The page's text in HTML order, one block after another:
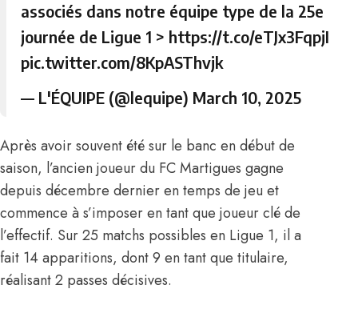
associés dans notre équipe type de la 25e
journée de Ligue 1 > https://t.co/eTJx3FqpjI
pic.twitter.com/8KpASThvjk
— L'ÉQUIPE (@lequipe) March 10, 2025
Après avoir souvent été sur le banc en début de
saison, l’ancien joueur du FC Martigues gagne
depuis décembre dernier en temps de jeu et
commence à s’imposer en tant que joueur clé de
l’effectif. Sur 25 matchs possibles en Ligue 1, il a
fait 14 apparitions, dont 9 en tant que titulaire,
réalisant 2 passes décisives.